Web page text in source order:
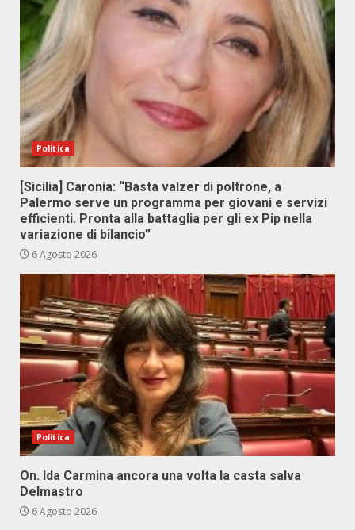
Politica
[Sicilia] Caronia: “Basta valzer di poltrone, a
Palermo serve un programma per giovani e servizi
efficienti. Pronta alla battaglia per gli ex Pip nella
variazione di bilancio”
6 Agosto 2026
Politica
On. Ida Carmina ancora una volta la casta salva
Delmastro
6 Agosto 2026